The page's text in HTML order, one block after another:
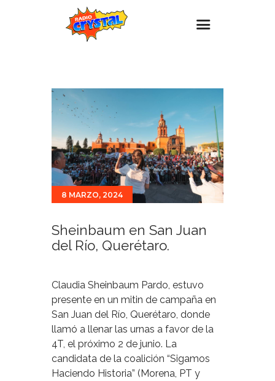
Estaciones
Eventos
Promociones
Noticias
Para ti
Contacto
8 MARZO, 2024
Sheinbaum en San Juan
del Río, Querétaro.
Claudia Sheinbaum Pardo, estuvo
presente en un mitin de campaña en
San Juan del Río, Querétaro, donde
llamó a llenar las urnas a favor de la
4T, el próximo 2 de junio. La
candidata de la coalición “Sigamos
Haciendo Historia” (Morena, PT y